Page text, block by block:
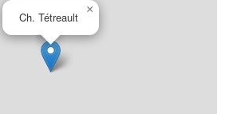
Ch. Tétreault
×